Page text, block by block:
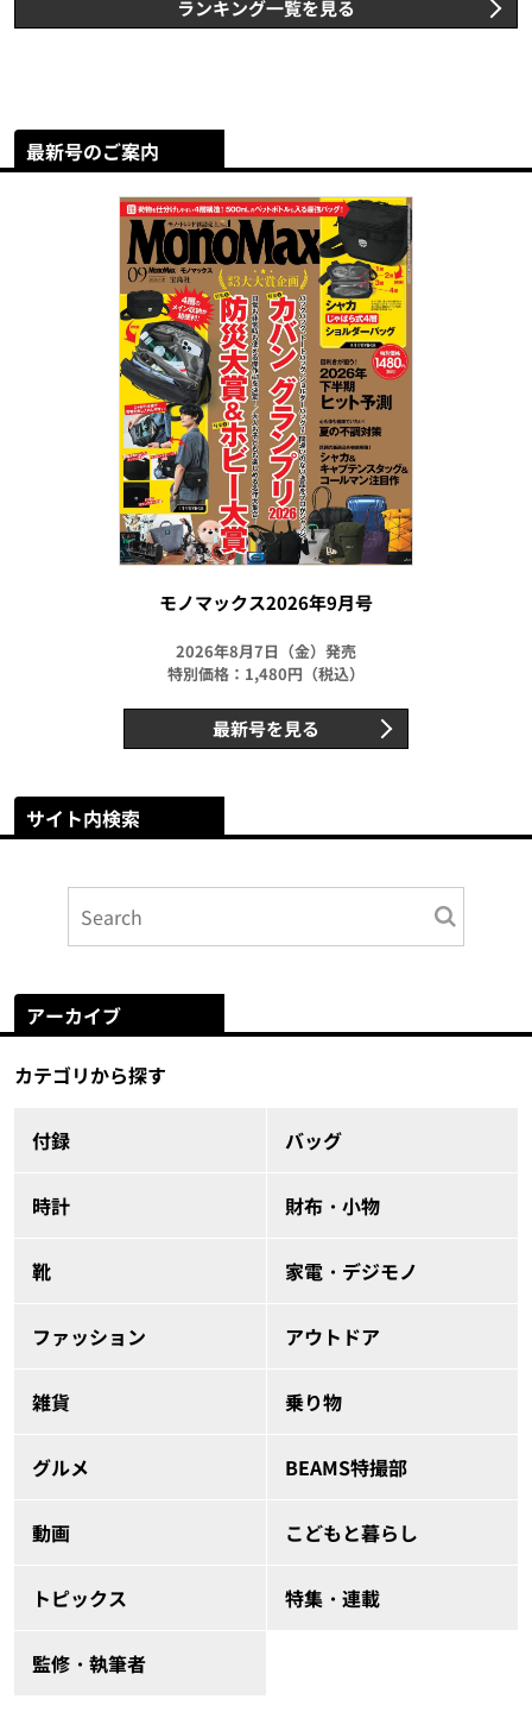
ランキング一覧を見る
最新号のご案内
モノマックス2026年9月号
2026年8月7日（金）発売
特別価格：1,480円（税込）
最新号を見る
サイト内検索
アーカイブ
カテゴリから探す
付録 バッグ
時計 財布・小物
靴 家電・デジモノ
ファッション アウトドア
雑貨 乗り物
グルメ BEAMS特撮部
動画 こどもと暮らし
トピックス 特集・連載
監修・執筆者